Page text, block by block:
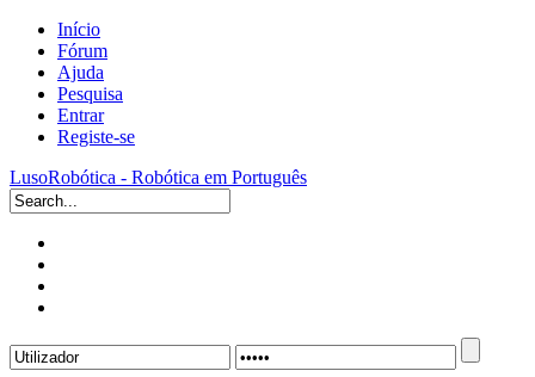
Início
Fórum
Ajuda
Pesquisa
Entrar
Registe-se
LusoRobótica - Robótica em Português